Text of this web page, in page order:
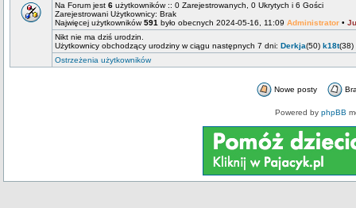
Na Forum jest 6 użytkowników :: 0 Zarejestrowanych, 0 Ukrytych i 6 Gości
Zarejestrowani Użytkownicy: Brak
Najwięcej użytkowników591 było obecnych 2024-05-16, 11:09 Administrator •
Nikt nie ma dziś urodzin.
Użytkownicy obchodzący urodziny w ciągu następnych 7 dni: Derkja(50) k18t(38)
Ostrzeżenia użytkowników
Nowe posty
Powered by phpBB